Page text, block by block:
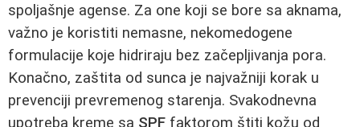
spoljašnje agense. Za one koji se bore sa aknama,
važno je koristiti nemasne, nekomedogene
formulacije koje hidriraju bez začepljivanja pora.
Konačno, zaštita od sunca je najvažniji korak u
prevenciji prevremenog starenja. Svakodnevna
upotreba kreme sa SPF faktorom štiti kožu od